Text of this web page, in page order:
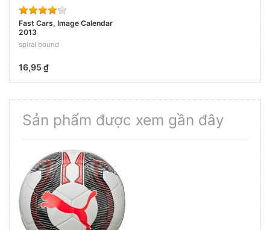
Fast Cars, Image Calendar
2013
spiral bound
16,95 ₫
Sản phẩm được xem gần đây